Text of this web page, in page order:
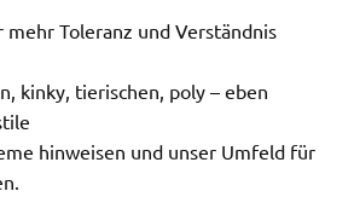
Toleranz und Verständnis
kinky, tierischen, poly – eben
hinweisen und unser Umfeld für